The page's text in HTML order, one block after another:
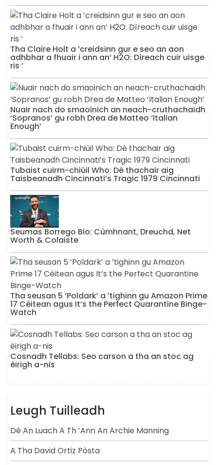
Tha Claire Holt a ’creidsinn gur e seo an aon
adhbhar a fhuair i ann an‘ H2O: Dìreach cuir uisge
ris ’
Nuair nach do smaoinich an neach-cruthachaidh
‘Sopranos’ gu robh Drea de Matteo ‘Italian
Enough’
Tubaist cuirm-chiùil Who: Dè thachair aig
Taisbeanadh Cincinnati’s Tragic 1979 Cincinnati
Seumas Borrego Bio: Cùmhnant, Dreuchd, Net
Worth & Colaiste
Tha seusan 5 ‘Poldark’ a ’tighinn gu Amazon Prime
17 Cèitean agus It’s the Perfect Quarantine Binge-
Watch
Cosnadh Tellabs: Seo carson a tha an stoc ag
èirigh a-nis
Leugh Tuilleadh
Dè An Luach A Th ’ann An Archie Manning
A Tha David Ortiz Pòsta